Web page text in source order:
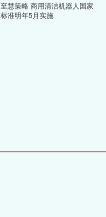
至慧策略 商用清洁机器人国家
标准明年5月实施